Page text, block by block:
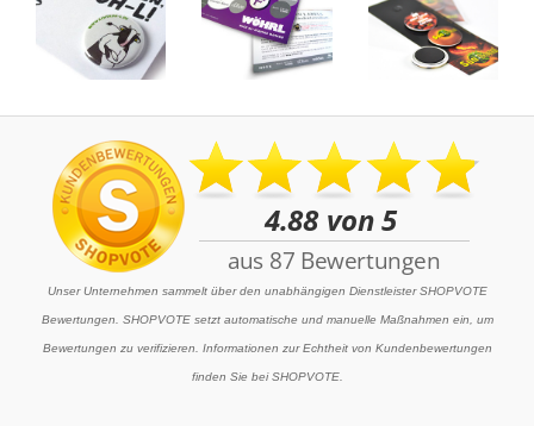
Unser Unternehmen sammelt über den unabhängigen Dienstleister SHOPVOTE
Bewertungen. SHOPVOTE setzt automatische und manuelle Maßnahmen ein, um
Bewertungen zu verifizieren. Informationen zur Echtheit von Kundenbewertungen
finden Sie bei SHOPVOTE.